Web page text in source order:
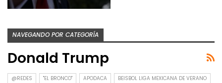
NAVEGANDO POR CATEGORÍA
Donald Trump
@REDES "EL BRONCO" APODACA
BEISBOL LIGA MEXICANA DE VERANO